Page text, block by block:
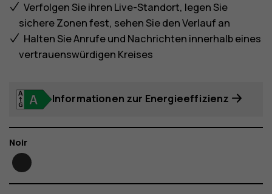
Verfolgen Sie ihren Live-Standort, legen Sie
sichere Zonen fest, sehen Sie den Verlauf an
Halten Sie Anrufe und Nachrichten innerhalb eines
vertrauenswürdigen Kreises
Informationen zur Energieeffizienz
Farbe
Noir